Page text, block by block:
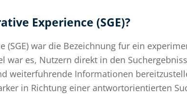
Experience (SGE)?
(SGE) war die Bezeichnung fur ein
war es, Nutzern direkt in den
weiterfuhrende Informationen
in Richtung einer antwortorientierten